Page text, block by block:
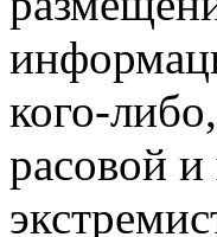
кого-
расовой